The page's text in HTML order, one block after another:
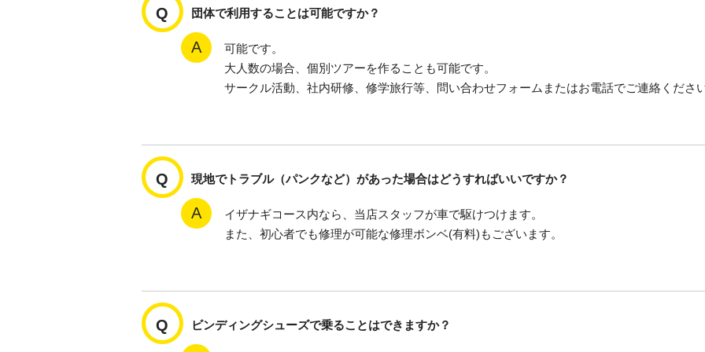
団体で利用することは可能ですか？
可能です。
大人数の場合、個別ツアーを作ることも可能です。
サークル活動、社内研修、修学旅行等、問い合わせフォームまたはお電話でご連絡くださ
現地でトラブル（パンクなど）があった場合はどうすればいいですか？
イザナギコース内なら、当店スタッフが車で駆けつけます。
また、初心者でも修理が可能な修理ボンベ(有料)もございます。
ビンディングシューズで乗ることはできますか？